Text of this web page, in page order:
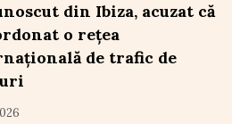
din Ibiza, acuzat că
o rețea
de trafic de